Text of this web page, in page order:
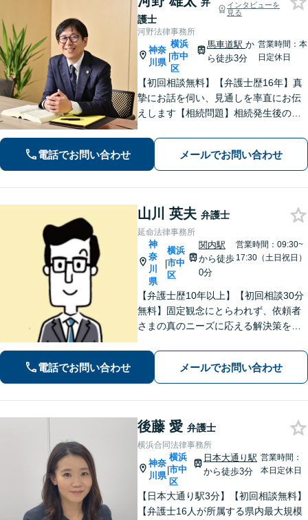
護士
インタビューを
見る
河野法律事務所
神奈
川県
|
横浜
市中
区
馬車道駅か
ら徒歩3分
営業時間：本
日定休日
【初回相談無料】【弁護士歴16年】真
摯にお話を伺い、見通しを率直にお伝
えします【相続問題】相続発生後のト
生前対策にも対応【交通事故】保険会
社とのやりとりはすべてお任せくださ
い【馬車道駅3分】【オンライン面談O
K】
電話でお問い合わせ メールでお問い合わせ
山川 英夫 弁護士
延命法律事務所
神
奈
川
県
|
横浜
市中
区
関内駅
から徒歩
0分
営業時間：09:30~
17:30（土日祝日）
【弁護士歴10年以上】【初回相談30分
無料】固定観念にとらわれず、依頼者
さまの真のニーズに応える解決策を導
士業との連携で不動産トラブルや相続
問題にワンストップの対応も可能【WE
B面談対応】【関内駅3分】
電話でお問い合わせ メールでお問い合わせ
後藤 愛 弁護士
横浜合同法律事務所
神奈
川県
|
横浜
市中
区
日本大通り駅
から徒歩3分
営業時間：
本日定休日
【日本大通り駅3分】【初回相談無料】
【弁護士16人が所属する県内最大規模